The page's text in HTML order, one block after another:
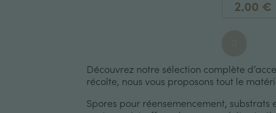
2,00 €
Découvrez notre sélection complète
récolte, nous vous proposons tout le
Spores pour réensemencement,